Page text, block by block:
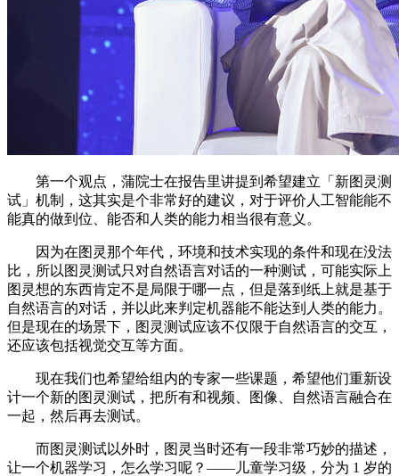
第一个观点，蒲院士在报告里讲提到希望建立「新图灵测
试」机制，这其实是个非常好的建议，对于评价人工智能能不
能真的做到位、能否和人类的能力相当很有意义。
因为在图灵那个年代，环境和技术实现的条件和现在没法
比，所以图灵测试只对自然语言对话的一种测试，可能实际上
图灵想的东西肯定不是局限于哪一点，但是落到纸上就是基于
自然语言的对话，并以此来判定机器能不能达到人类的能力。
但是现在的场景下，图灵测试应该不仅限于自然语言的交互，
还应该包括视觉交互等方面。
现在我们也希望给组内的专家一些课题，希望他们重新设
计一个新的图灵测试，把所有和视频、图像、自然语言融合在
一起，然后再去测试。
而图灵测试以外时，图灵当时还有一段非常巧妙的描述，
让一个机器学习，怎么学习呢？——儿童学习级，分为 1 岁的